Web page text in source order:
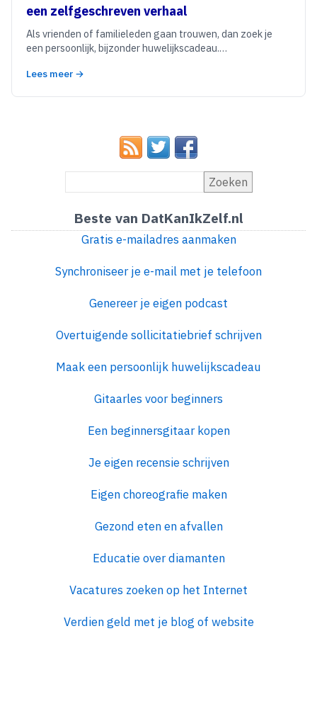
een zelfgeschreven verhaal
Als vrienden of familieleden gaan trouwen, dan zoek je
een persoonlijk, bijzonder huwelijkscadeau.…
Lees meer →
Zoeken
Beste van DatKanIkZelf.nl
Gratis e-mailadres aanmaken
Synchroniseer je e-mail met je telefoon
Genereer je eigen podcast
Overtuigende sollicitatiebrief schrijven
Maak een persoonlijk huwelijkscadeau
Gitaarles voor beginners
Een beginnersgitaar kopen
Je eigen recensie schrijven
Eigen choreografie maken
Gezond eten en afvallen
Educatie over diamanten
Vacatures zoeken op het Internet
Verdien geld met je blog of website